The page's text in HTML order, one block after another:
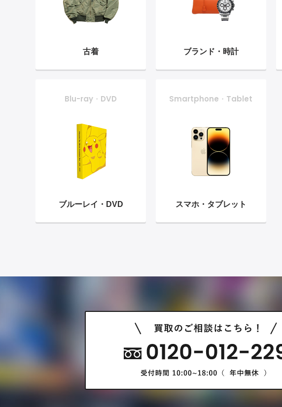
古着 ブランド・時計
Blu-ray・DVD
ブルーレイ・ DVD
Smartphone・Tablet
スマホ・ タブレット